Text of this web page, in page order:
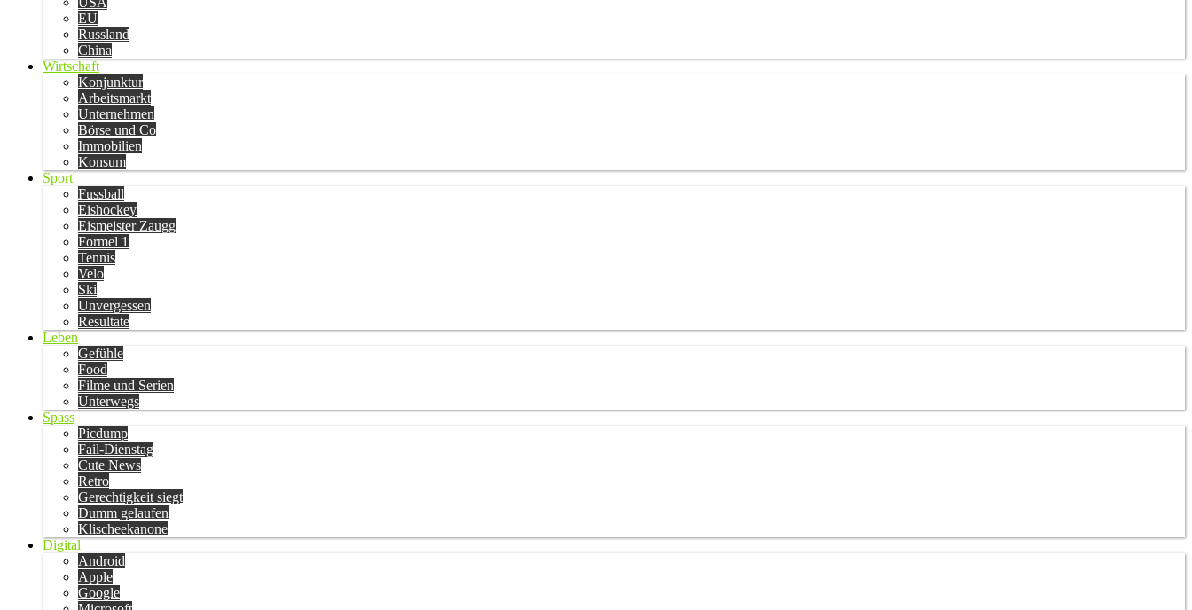
EU
Russland
China
Wirtschaft
Konjunktur
Arbeitsmarkt
Unternehmen
Börse und Co
Immobilien
Konsum
Sport
Fussball
Eishockey
Eismeister Zaugg
Formel 1
Tennis
Velo
Ski
Unvergessen
Resultate
Leben
Gefühle
Food
Filme und Serien
Unterwegs
Spass
Picdump
Fail-Dienstag
Cute News
Retro
Gerechtigkeit siegt
Dumm gelaufen
Klischeekanone
Digital
Android
Apple
Google